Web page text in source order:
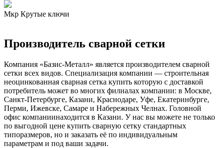
Мкр Крутые ключи
Производитель сварной сетки
Компания «Базис-Металл» является производителем сварной
сетки всех видов. Специализация компании — строительная
неоцинкованная сварная сетка купить которую с доставкой
потребитель может во многих филиалах компании: в Москве,
Санкт-Петербурге, Казани, Краснодаре, Уфе, Екатеринбурге,
Перми, Ижевске, Самаре и Набережных Челнах. Головной
офис компаниинаходится в Казани. У нас вы можете не только
по выгодной цене купить сварную сетку стандартных
типоразмеров, но и заказать её по индивидуальным
параметрам и под ваши задачи.